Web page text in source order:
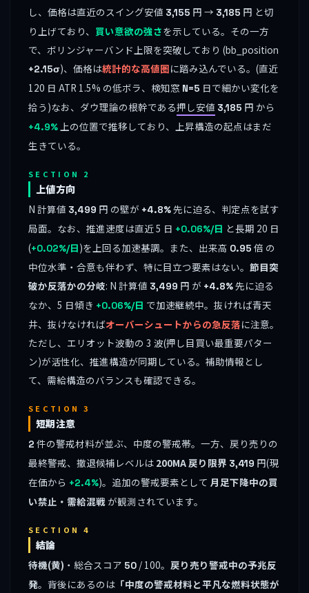
し、価格は直近のスイング安値 3,155 円 → 3,185 円 と切
り上げており、 買い意欲の強さを示している。その一方
で、ボリンジャーバンド上限を突破しており (bb_position
+2.15σ)、価格は統計的な高値圏に踏み込んでいる。(直近
120 日 ATR 1.5% の低ボラ、検知窓 N=5 日で細かい変化を
拾う)なお、ダウ理論の根幹である押し安値 3,185 円 から
+4.9%上の位置で推移しており、上昇構造の起点はまだ
生きている。
SECTION 2
上値方向
N 計算値 3,499 円 の壁が +4.8%先に迫る、判定点を試す
局面。なお、推進速度は直近 5 日 +0.06%/日 と長期 20 日
(+0.02%/日)を上回る加速基調。また、出来高 0.95 倍 の
中位水準・合意も伴わず、特に目立つ要素はない。 節目突
破か反落かの分岐: N 計算値 3,499 円 が +4.8%先に迫る
なか、5 日傾き +0.06%/日 で加速継続中。抜ければ青天
井、抜けなければオーバーシュートからの急反落に注意。
ただし、エリオット波動の 3 波(押し目買い最重要パター
ン)が活性化、推進構造が同期している。補助情報とし
て、需給構造のバランスも確認できる。
SECTION 3
短期注意
2 件の警戒材料が並ぶ、中度の警戒帯。一方、戻り売りの
最終警戒、撤退候補レベルは 200MA 戻り限界 3,419 円(現
在価から +2.4%)。追加の警戒要素として 月足下降中の買
い禁止・需給混戦 が観測されています。
SECTION 4
結論
待機(黄) ・総合スコア 50 / 100。 戻り売り警戒中の予兆反
発。背後にあるのは 「中度の警戒材料と平凡な燃料状態が